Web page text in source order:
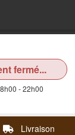
fermé...
- 22h00
Livraison